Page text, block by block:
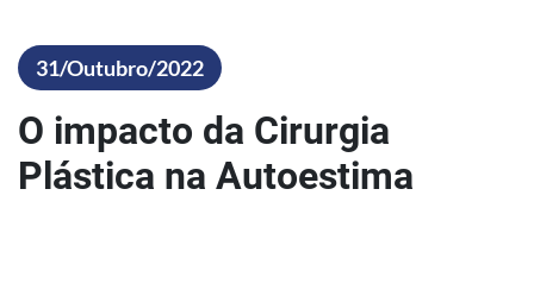
31/Outubro/2022
O impacto da Cirurgia
Plástica na Autoestima